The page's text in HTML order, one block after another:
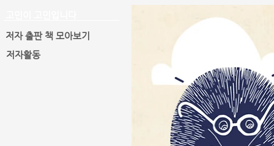
저자 출판 책 모아보기
저자활동